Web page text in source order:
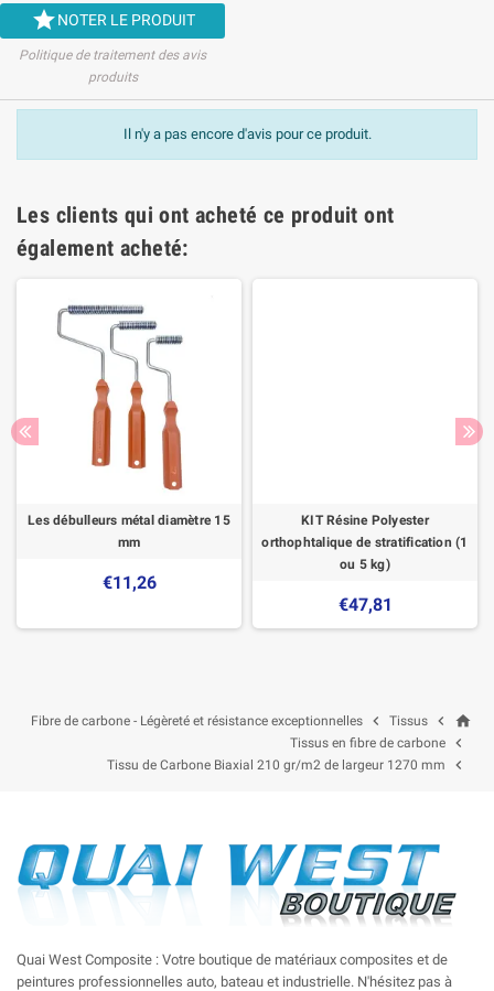
NOTER LE PRODUIT
Politique de traitement des avis
produits
Il n'y a pas encore d'avis pour ce produit.
Les clients qui ont acheté ce produit ont
également acheté:
Les débulleurs métal diamètre 15
mm
€11,26
KIT Résine Polyester
orthophtalique de stratification (1
ou 5 kg)
€47,81
home

Tissus

Fibre de carbone - Légèreté et résistance exceptionnelles

Tissus en fibre de carbone

Tissu de Carbone Biaxial 210 gr/m2 de largeur 1270 mm
Quai West Composite : Votre boutique de matériaux composites et de
peintures professionnelles auto, bateau et industrielle. N'hésitez pas à